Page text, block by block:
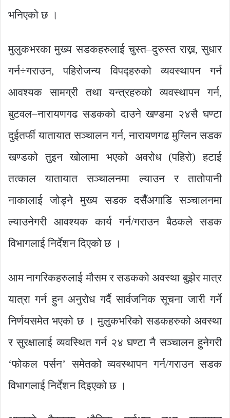
भनिएको छ ।
मुलुकभरका मुख्य सडकहरुलाई चुस्त–दुरुस्त राख्न, सुधार
गर्न÷गराउन, पहिरोजन्य विपद्हरुको व्यवस्थापन गर्न
आवश्यक सामग्री तथा यन्त्रहरुको व्यवस्थापन गर्न,
बुटवल–नारायणगढ सडकको दाउने खण्डमा २४सै घण्टा
दुईतर्फी यातायात सञ्चालन गर्न, नारायणगढ मुग्लिन सडक
खण्डको तुइन खोलामा भएको अवरोध (पहिरो) हटाई
तत्काल यातायात सञ्चालनमा ल्याउन र तातोपानी
नाकालाई जोड्ने मुख्य सडक दसैँअगाडि सञ्चालनमा
ल्याउनेगरी आवश्यक कार्य गर्न/गराउन बैठकले सडक
विभागलाई निर्देशन दिएको छ ।
आम नागरिकहरुलाई मौसम र सडकको अवस्था बुझेर मात्र
यात्रा गर्न हुन अनुरोध गर्दै सार्वजनिक सूचना जारी गर्ने
निर्णयसमेत भएको छ । मुलुकभरिको सडकहरुको अवस्था
र सुरक्षालाई व्यवस्थित गर्न २४ घण्टा नै सञ्चालन हुनेगरी
‘फोकल पर्सन’ समेतको व्यवस्थापन गर्न/गराउन सडक
विभागलाई निर्देशन दिइएको छ ।